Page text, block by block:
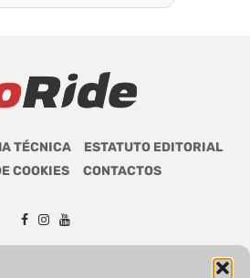
TÉCNICA
ESTATUTO EDITORIAL
COOKIES
CONTACTOS
os direitos reservados.